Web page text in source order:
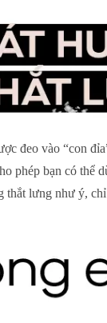
đeo vào “con
phép bạn có thể
lưng như ý,